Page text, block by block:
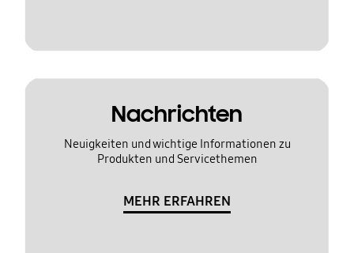
Nachrichten
Neuigkeiten und wichtige Informationen zu
Produkten und Servicethemen
MEHR ERFAHREN